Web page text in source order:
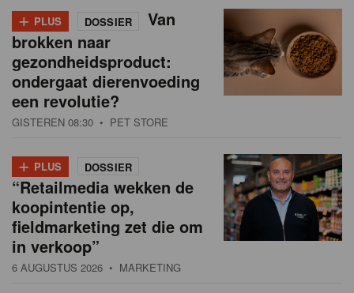
+ PLUS DOSSIER
Van
brokken naar
gezondheidsproduct:
ondergaat dierenvoeding
een revolutie?
GISTEREN 08:30 • PET STORE
+ PLUS DOSSIER
“Retailmedia wekken de
koopintentie op,
fieldmarketing zet die om
in verkoop”
6 AUGUSTUS 2026 • MARKETING